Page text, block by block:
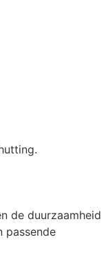
de duurzaamheid
passende